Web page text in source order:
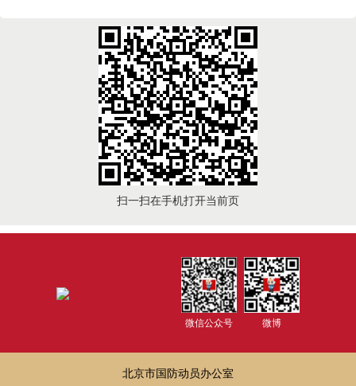
扫一扫在手机打开当前页
微信公众号 微博
北京市国防动员办公室